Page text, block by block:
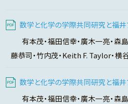
数学と化学の学際共同研究と福井
有本茂・福田信幸・廣木一亮・森
藤恭司・竹内茂・Keith F. Taylor
数学と化学の学際共同研究と福井
有本茂・福田信幸・廣木一亮・森